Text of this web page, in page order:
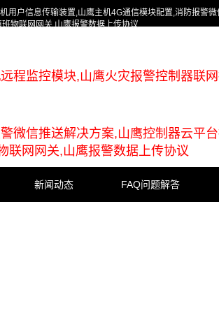
用户信息传输装置,山鹰主机4G通信模块配置,消防报警
物联网网关,山鹰报警数据上传协议
程监控模块,山鹰火灾报警控制器联
微信推送解决方案,山鹰控制器云平
联网网关,山鹰报警数据上传协议
新闻动态 FAQ问题解答